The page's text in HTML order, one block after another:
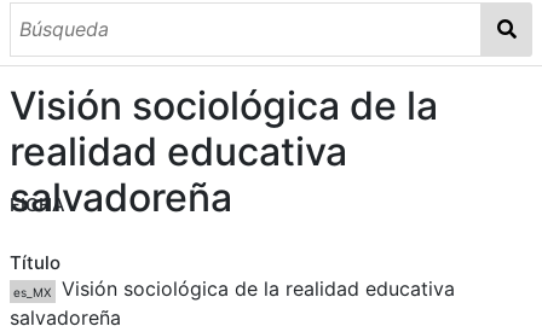
INICIO
SOBRE EL AUTOR
CONTENIDO
TODOS LOS DOCUMENTOS
CATEGORIAS
OBRAS SOBRE EL AUTOR P. SEGUNDO MONTES
MATERIAS
PALABRAS CLAVES
MULTIMEDIA
GALERÍA
Visión sociológica de la
realidad educativa
salvadoreña
FICHA
Título
es_MX
Visión sociológica de la realidad educativa
salvadoreña